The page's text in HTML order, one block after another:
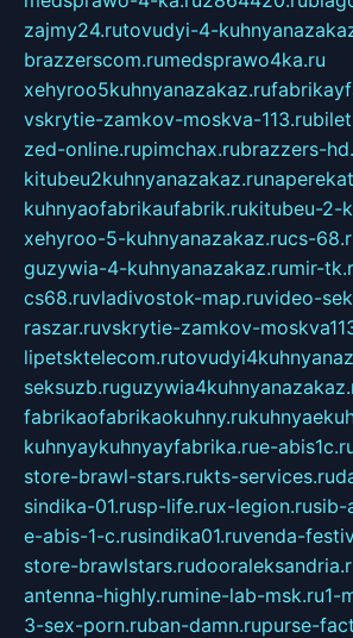
zajmy24.rutovudyi-4-
brazzerscom.rumedsprawo4ka.ru
xehyroo5kuhnyanazakaz.ru
vskrytie-zamkov-moskva-113.ru
zed-online.rupimchax.rubrazzers-
kitubeu2kuhnyanazakaz.ru
kuhnyaofabrikaufabrik.rukitubeu-2-
xehyroo-5-kuhnyanazakaz.rucs-
guzywia-4-kuhnyanazakaz.rumir-
cs68.ruvladivostok-map.ruvideo-
raszar.ruvskrytie-zamkov-
lipetsktelecom.ru
seksuzb.ru
fabrikaofabrikaokuhny.ru
kuhnyaykuhnyayfabrika.rue-
store-brawl-stars.rukts-services.ru
sindika-01.rusp-life.rux-legion.rusib-
e-abis-1-c.rusindika01.ruvenda-
store-brawlstars.ru
antenna-highly.rumine-lab-msk.ru1-
3-sex-porn.ruban-damn.rupurse-